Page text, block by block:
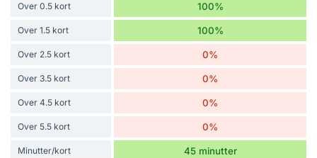
Over 0.5 kort 100%
Over 1.5 kort 100%
Over 2.5 kort 0%
Over 3.5 kort 0%
Over 4.5 kort 0%
Over 5.5 kort 0%
Minutter/kort 45 minutter